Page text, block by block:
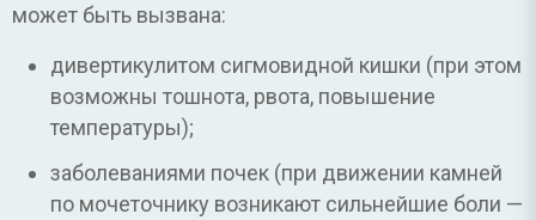
может быть вызвана:
дивертикулитом сигмовидной кишки (при этом
возможны тошнота, рвота, повышение
температуры);
заболеваниями почек (при движении камней
по мочеточнику возникают сильнейшие боли —